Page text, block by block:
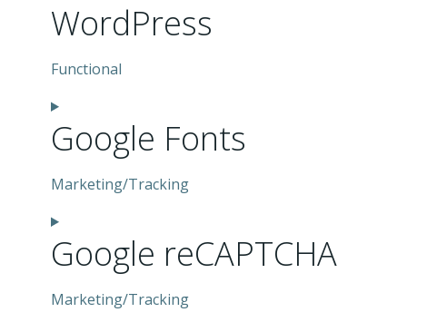
WordPress
Functional
Consent
to
service
Google Fonts
Marketing/Tracking
Consent
to
service
fonts
Google reCAPTCHA
Marketing/Tracking